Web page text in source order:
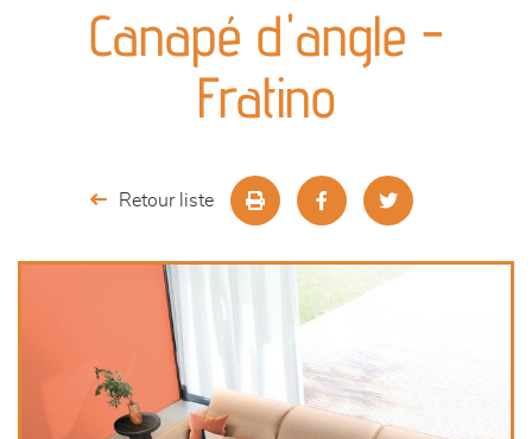
séjours
meubles de complément
décoration
Canapé d'angle -
Fratino
Retour liste